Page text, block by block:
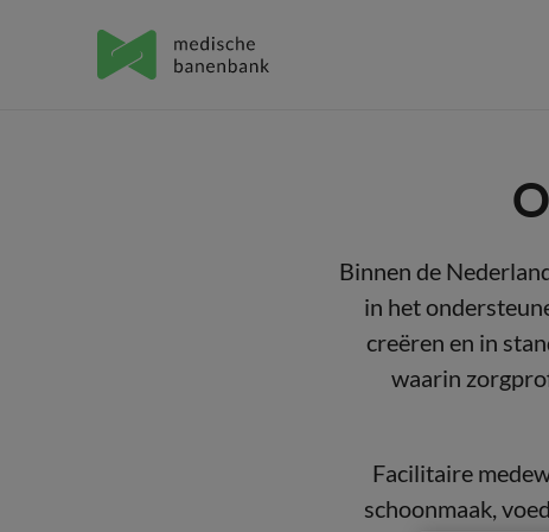
Binnen de
in het
creëren en in
waarin
Facilitaire
schoonmaak,